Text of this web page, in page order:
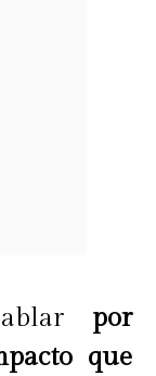
por
que